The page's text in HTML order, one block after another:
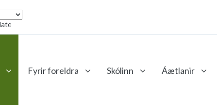
Fyrir foreldra Skólinn Áætlanir